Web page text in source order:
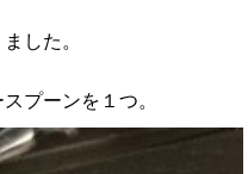
した。
プーンを１つ。